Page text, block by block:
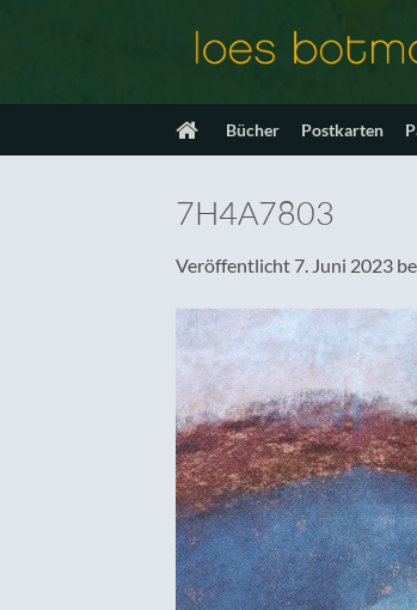
Bücher Postkarten
7H4A7803
Veröffentlicht 7. Juni 2023